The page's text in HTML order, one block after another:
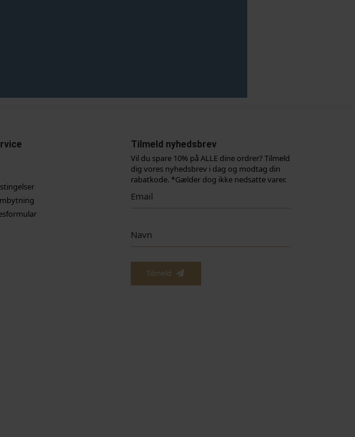
Tilmeld nyhedsbrev
Vil du spare 10% på ALLE dine ordrer? Tilmeld
dig vores nyhedsbrev i dag og modtag din
rabatkode. *Gælder dog ikke nedsatte varer.
Tilmeld